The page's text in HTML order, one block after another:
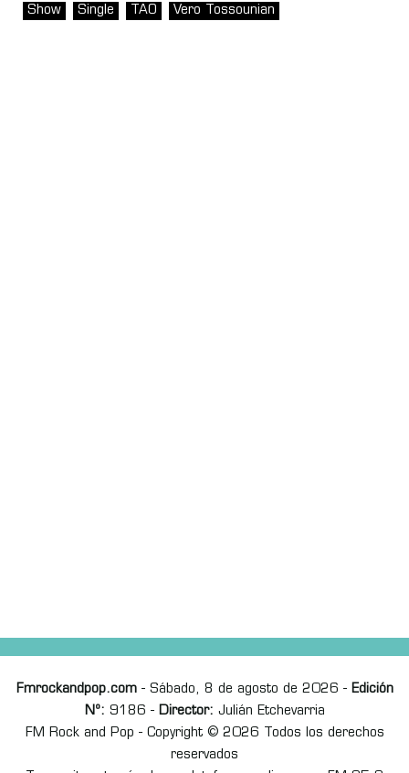
Show Single TAO Vero Tossounian
Fmrockandpop.com- Sábado, 8 de agosto de 2026 - Edición
Nº: 9186 - Director: Julián Etchevarria
FM Rock and Pop - Copyright © 2026 Todos los derechos
reservados